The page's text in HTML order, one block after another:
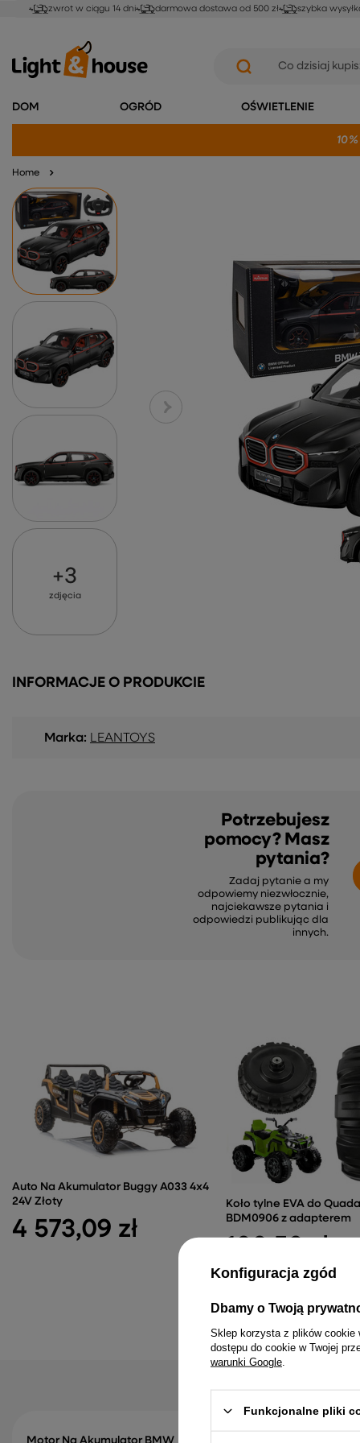
zwrot w ciągu 14 dni darmowa dostawa od 500 zł szybka
DOM OGRÓD OŚWIETLENIE
Home
+3
zdjęcia
INFORMACJE O PRODUKCIE
Marka: LEANTOYS
Potrzebujesz
pomocy? Masz
pytania?
Zadaj pytanie a my
odpowiemy niezwłocznie,
najciekawsze pytania i
odpowiedzi publikując dla
innych.
Auto Na Akumulator Buggy A033 4x4
24V Złoty
4 573,09 zł
Koło tylne EVA do
BDM0906 z adapterem
100,52 zł
Motor Na Akumulator BMW
Konfiguracja zgód
Dbamy o Twoją
Sklep korzysta z plików cookie
dostępu do cookie w Twojej
warunki Google
Funkcjonalne pliki